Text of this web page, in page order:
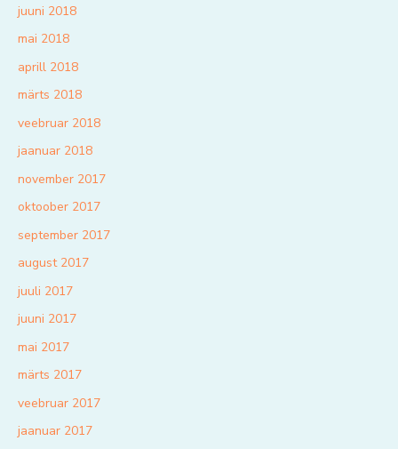
juuni 2018
mai 2018
aprill 2018
märts 2018
veebruar 2018
jaanuar 2018
november 2017
oktoober 2017
september 2017
august 2017
juuli 2017
juuni 2017
mai 2017
märts 2017
veebruar 2017
jaanuar 2017